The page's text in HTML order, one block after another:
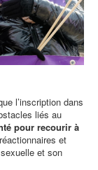
l’inscription dans
liés au
pour recourir à
et
et son